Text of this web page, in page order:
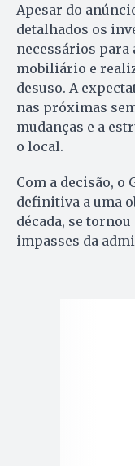
Apesar do
detalhados os
necessários
mobiliário e
desuso. A
nas próximas
mudanças e a
o local.
Com a decisão, o
definitiva a uma
década, se
impasses da